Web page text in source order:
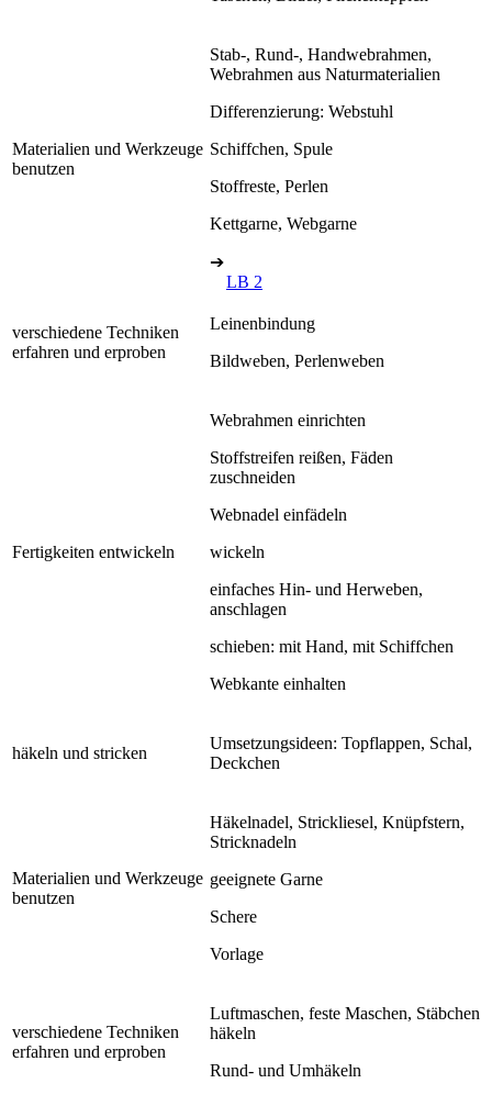
Materialien und Werkzeuge
benutzen
Stab-, Rund-, Handwebrahmen,
Webrahmen aus Naturmaterialien
Differenzierung: Webstuhl
Schiffchen, Spule
Stoffreste, Perlen
Kettgarne, Webgarne
➔
LB 2
verschiedene Techniken
erfahren und erproben
Leinenbindung
Bildweben, Perlenweben
Fertigkeiten entwickeln
Webrahmen einrichten
Stoffstreifen reißen, Fäden
zuschneiden
Webnadel einfädeln
wickeln
einfaches Hin- und Herweben,
anschlagen
schieben: mit Hand, mit Schiffchen
Webkante einhalten
häkeln und stricken
Umsetzungsideen: Topflappen, Schal,
Deckchen
Materialien und Werkzeuge
benutzen
Häkelnadel, Strickliesel, Knüpfstern,
Stricknadeln
geeignete Garne
Schere
Vorlage
verschiedene Techniken
erfahren und erproben
Luftmaschen, feste Maschen, Stäbchen
häkeln
Rund- und Umhäkeln